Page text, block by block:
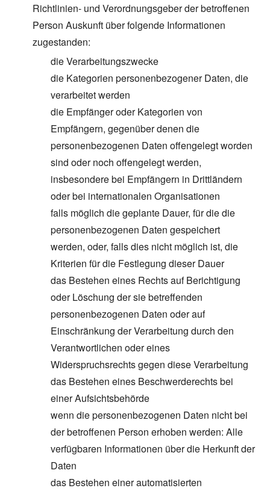
Richtlinien- und Verordnungsgeber der betroffenen
Person Auskunft über folgende Informationen
zugestanden:
die Verarbeitungszwecke
die Kategorien personenbezogener Daten, die
verarbeitet werden
die Empfänger oder Kategorien von
Empfängern, gegenüber denen die
personenbezogenen Daten offengelegt worden
sind oder noch offengelegt werden,
insbesondere bei Empfängern in Drittländern
oder bei internationalen Organisationen
falls möglich die geplante Dauer, für die die
personenbezogenen Daten gespeichert
werden, oder, falls dies nicht möglich ist, die
Kriterien für die Festlegung dieser Dauer
das Bestehen eines Rechts auf Berichtigung
oder Löschung der sie betreffenden
personenbezogenen Daten oder auf
Einschränkung der Verarbeitung durch den
Verantwortlichen oder eines
Widerspruchsrechts gegen diese Verarbeitung
das Bestehen eines Beschwerderechts bei
einer Aufsichtsbehörde
wenn die personenbezogenen Daten nicht bei
der betroffenen Person erhoben werden: Alle
verfügbaren Informationen über die Herkunft der
Daten
das Bestehen einer automatisierten